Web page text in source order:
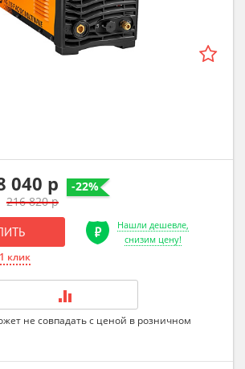
040 р
216 820 р
клик
Нашли дешевле,
снизим цену!
-22%
не совпадать с ценой в розничном